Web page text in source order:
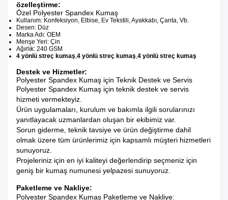
özelleştirme:
Özel Polyester Spandex Kumaş
Kullanım: Konfeksiyon, Elbise, Ev Tekstili, Ayakkabı, Çanta, Vb.
Desen: Düz
Marka Adı: OEM
Menşe Yeri: Çin
Ağırlık: 240 GSM
4 yönlü streç kumaş,4 yönlü streç kumaş,4 yönlü streç kumaş
Destek ve Hizmetler:
Polyester Spandex Kumaş için Teknik Destek ve Servis
Polyester Spandex Kumaş için teknik destek ve servis
hizmeti vermekteyiz.
Ürün uygulamaları, kurulum ve bakımla ilgili sorularınızı
yanıtlayacak uzmanlardan oluşan bir ekibimiz var.
Sorun giderme, teknik tavsiye ve ürün değiştirme dahil
olmak üzere tüm ürünlerimiz için kapsamlı müşteri hizmetleri
sunuyoruz.
Projeleriniz için en iyi kaliteyi değerlendirip seçmeniz için
geniş bir kumaş numunesi yelpazesi sunuyoruz.
Paketleme ve Nakliye:
Polyester Spandex Kumaş Paketleme ve Nakliye: